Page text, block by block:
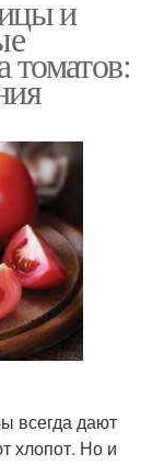
и
томатов:
всегда дают
хлопот. Но и